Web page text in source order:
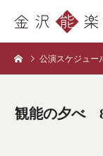
公演スケジュー
観能の夕べ